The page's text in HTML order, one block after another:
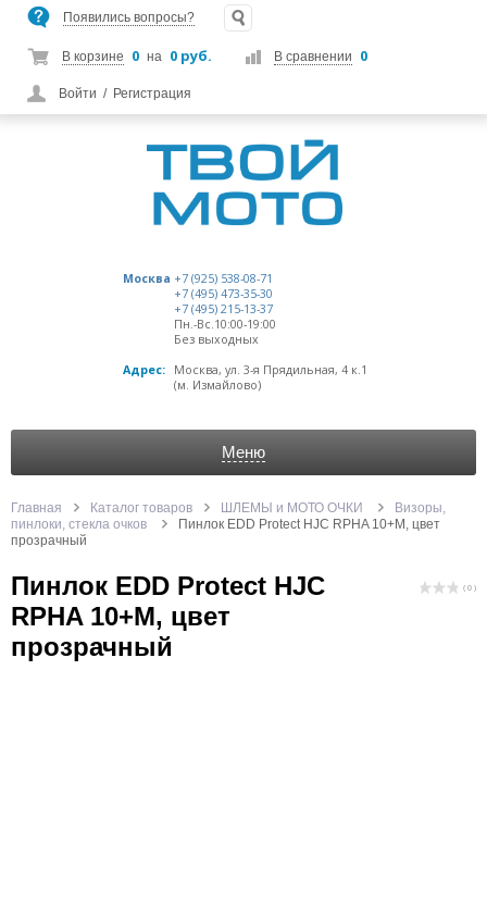
Появились вопросы?
В корзине 0 на 0 руб. В сравнении 0
Войти / Регистрация
Москва +7 (925) 538-08-71
+7 (495) 473-35-30
+7 (495) 215-13-37
Пн.-Вс.10:00-19:00
Без выходных
Адрес:
Москва, ул. 3-я Прядильная, 4 к.1
(м. Измайлово)
Меню
Главная Каталог товаров ШЛЕМЫ и МОТО ОЧКИ
Визоры,
пинлоки, стекла очков
Пинлок EDD Protect HJC RPHA 10+M, цвет
прозрачный
Пинлок EDD Protect HJC
RPHA 10+M, цвет
прозрачный
( 0 )